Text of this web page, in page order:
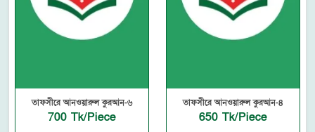
তাফসীরে আনওয়ারুল কুরআন-৬
700 Tk/Piece
তাফসীরে আনওয়ারুল কুরআন-৪
650 Tk/Piece